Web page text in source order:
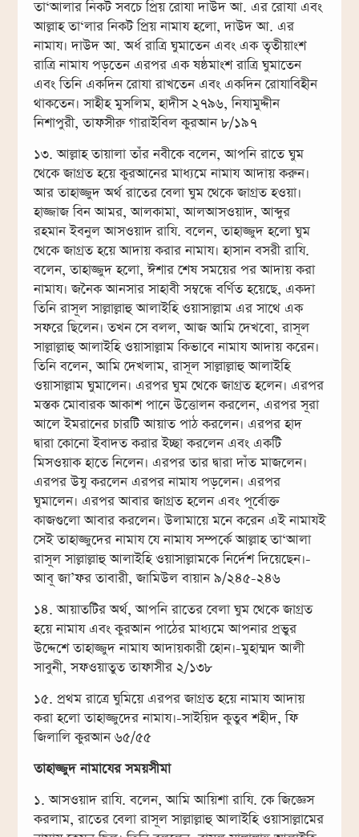
তা‘আলার নিকট সবচে প্রিয় রোযা দাউদ আ. এর রোযা এবং
আল্লাহ তা‘লার নিকট প্রিয় নামায হলো, দাউদ আ. এর
নামায। দাউদ আ. অর্ধ রাত্রি ঘুমাতেন এবং এক তৃতীয়াংশ
রাত্রি নামায পড়তেন এরপর এক ষষ্ঠমাংশ রাত্রি ঘুমাতেন
এবং তিনি একদিন রোযা রাখতেন এবং একদিন রোযাবিহীন
থাকতেন। সাহীহ মুসলিম, হাদীস ২৭৯৬, নিযামুদ্দীন
নিশাপুরী, তাফসীরু গারাইবিল কুরআন ৮/১৯৭
১৩. আল্লাহ তায়ালা তাঁর নবীকে বলেন, আপনি রাতে ঘুম
থেকে জাগ্রত হয়ে কুরআনের মাধ্যমে নামায আদায় করুন।
আর তাহাজ্জুদ অর্থ রাতের বেলা ঘুম থেকে জাগ্রত হওয়া।
হাজ্জাজ বিন আমর, আলকামা, আলআসওয়াদ, আব্দুর
রহমান ইবনুল আসওয়াদ রাযি. বলেন, তাহাজ্জুদ হলো ঘুম
থেকে জাগ্রত হয়ে আদায় করার নামায। হাসান বসরী রাযি.
বলেন, তাহাজ্জুদ হলো, ঈশার শেষ সময়ের পর আদায় করা
নামায। জনৈক আনসার সাহাবী সম্বন্ধে বর্ণিত হয়েছে, একদা
তিনি রাসূল সাল্লাল্লাহু আলাইহি ওয়াসাল্লাম এর সাথে এক
সফরে ছিলেন। তখন সে বলল, আজ আমি দেখবো, রাসূল
সাল্লাল্লাহু আলাইহি ওয়াসাল্লাম কিভাবে নামায আদায় করেন।
তিনি বলেন, আমি দেখলাম, রাসূল সাল্লাল্লাহু আলাইহি
ওয়াসাল্লাম ঘুমালেন। এরপর ঘুম থেকে জাগ্রত হলেন। এরপর
মস্তক মোবারক আকাশ পানে উত্তোলন করলেন, এরপর সূরা
আলে ইমরানের চারটি আয়াত পাঠ করলেন। এরপর হাদ
দ্বারা কোনো ইবাদত করার ইচ্ছা করলেন এবং একটি
মিসওয়াক হাতে নিলেন। এরপর তার দ্বারা দাঁত মাজলেন।
এরপর উযু করলেন এরপর নামায পড়লেন। এরপর
ঘুমালেন। এরপর আবার জাগ্রত হলেন এবং পূর্বোক্ত
কাজগুলো আবার করলেন। উলামায়ে মনে করেন এই নামাযই
সেই তাহাজ্জুদের নামায যে নামায সম্পর্কে আল্লাহ তা‘আলা
রাসূল সাল্লাল্লাহু আলাইহি ওয়াসাল্লামকে নির্দেশ দিয়েছেন।-
আবূ জা’ফর তাবারী, জামিউল বায়ান ৯/২৪৫-২৪৬
১৪. আয়াতটির অর্থ, আপনি রাতের বেলা ঘুম থেকে জাগ্রত
হয়ে নামায এবং কুরআন পাঠের মাধ্যমে আপনার প্রভুর
উদ্দেশে তাহাজ্জুদ নামায আদায়কারী হোন।-মুহাম্মদ আলী
সাবুনী, সফওয়াতুত তাফাসীর ২/১৩৮
১৫. প্রথম রাত্রে ঘুমিয়ে এরপর জাগ্রত হয়ে নামায আদায়
করা হলো তাহাজ্জুদের নামায।-সাইয়িদ কুতুব শহীদ, ফি
জিলালি কুরআন ৬৫/৫৫
তাহাজ্জুদ নামাযের সময়সীমা
১. আসওয়াদ রাযি. বলেন, আমি আয়িশা রাযি. কে জিজ্ঞেস
করলাম, রাতের বেলা রাসূল সাল্লাল্লাহু আলাইহি ওয়াসাল্লামের